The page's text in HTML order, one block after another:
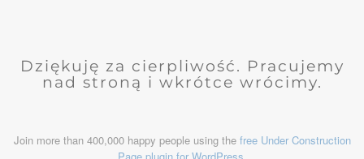
Dziękuję za cierpliwość. Pracujemy
nad stroną i wkrótce wrócimy.
Join more than 400,000 happy people using the free Under Construction